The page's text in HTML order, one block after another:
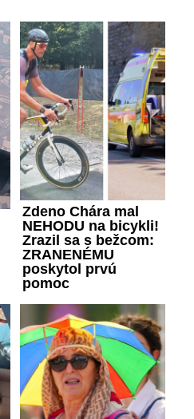
Zdeno Chára mal
NEHODU na bicykli!
Zrazil sa s bežcom:
ZRANENÉMU
poskytol prvú
pomoc